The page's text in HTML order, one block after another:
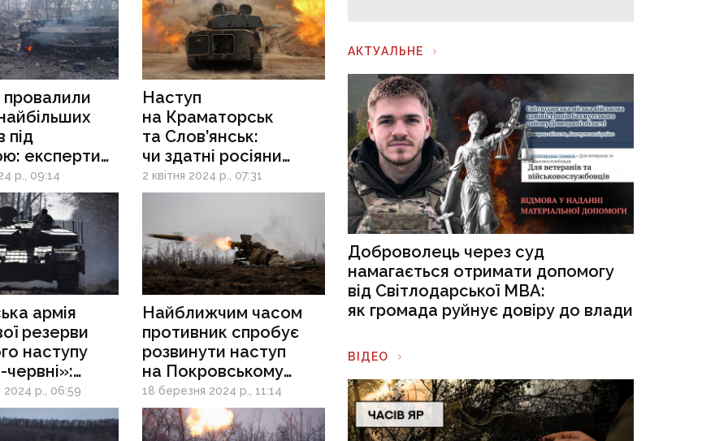
провалили
під
експерти
ЗСУ
р., 09:14
Наступ
на Краматорськ
та Слов’янськ:
чи здатні росіяни
розпочати
масштабний штурм
2 квітня 2024 р., 07:31
армія
резерви
наступу
червні»:
на східному
2024 р., 06:59
Найближчим часом
противник спробує
розвинути наступ
на Покровському
та Курахівському
напрямках —
військовий оглядач
18 березня 2024 р., 11:14
АКТУАЛЬНЕ
Доброволець через суд
намагається отримати допомогу
від Світлодарської МВА:
як громада руйнує довіру до влади
ВІДЕО